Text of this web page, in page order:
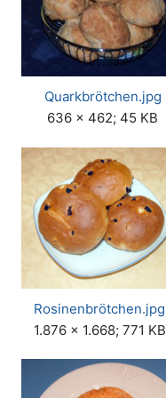
Quarkbrötchen.jpg
636 × 462; 45 KB
Rosinenbrötchen.jpg
1.876 × 1.668; 771 KB